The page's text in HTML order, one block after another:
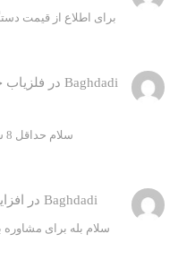
Baghdadi در
Baghdadi در